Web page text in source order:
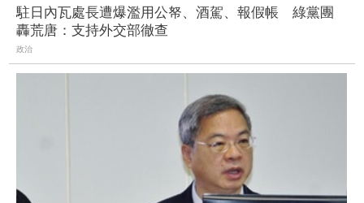
駐日內瓦處長遭爆濫用公帑、酒駕、報假帳 綠黨團
轟荒唐：支持外交部徹查
政治